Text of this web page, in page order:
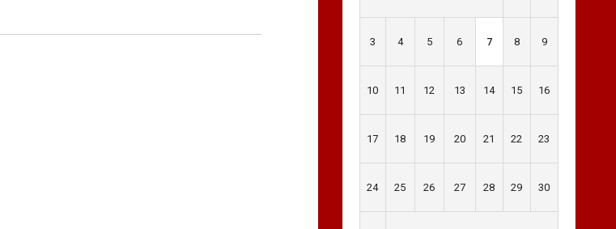
3 4 5 6 7 8 9
10 11 12 13 14 15 16
17 18 19 20 21 22 23
24 25 26 27 28 29 30